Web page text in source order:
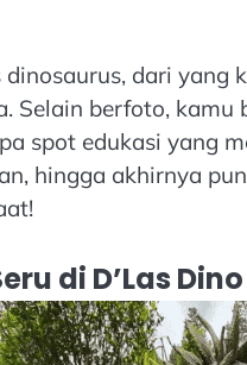
dari yang
Selain berfoto,
spot edukasi yang
hingga akhirnya
di D’Las